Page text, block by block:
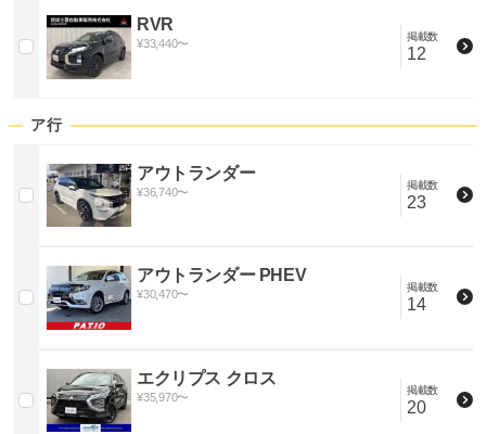
RVR
¥33,440〜
掲載数
12
ア行
アウトランダー
¥36,740〜
掲載数
23
アウトランダー PHEV
¥30,470〜
掲載数
14
エクリプス クロス
¥35,970〜
掲載数
20